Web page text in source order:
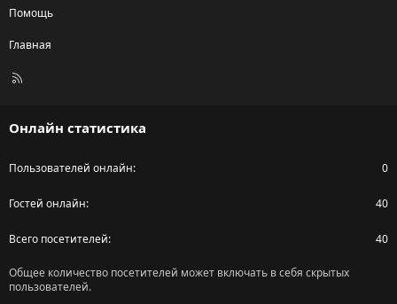
Помощь
Главная
R
Онлайн статистика
Пользователей онлайн 0
Гостей онлайн 40
Всего посетителей 40
Общее количество посетителей может включать в себя скрытых
пользователей.